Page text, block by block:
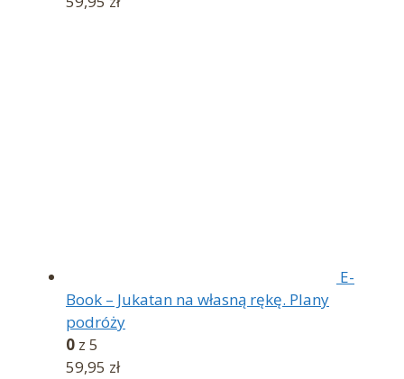
E-
Book – Jukatan na własną rękę. Plany
podróży
0 z 5
59,95 zł